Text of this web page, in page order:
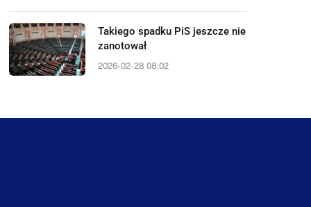
Takiego spadku PiS jeszcze nie
zanotował
2026-02-28 08:02